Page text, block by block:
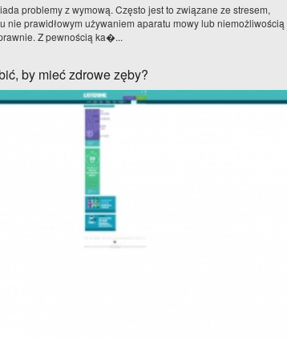
problemy z wymową. Często jest to związane ze stresem,
nie prawidłowym używaniem aparatu mowy lub niemożliwością
Z pewnością ka�...
by mieć zdrowe zęby?